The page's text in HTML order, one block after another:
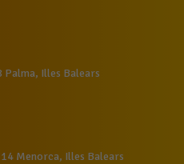
Illes Balears
Menorca, Illes Balears